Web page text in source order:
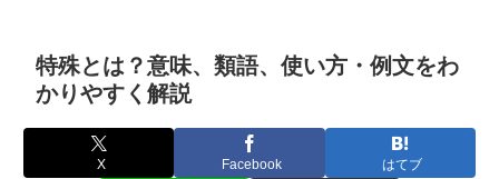
特殊とは？意味、類語、使い方・例文をわ
かりやすく解説
X Facebook はてブ